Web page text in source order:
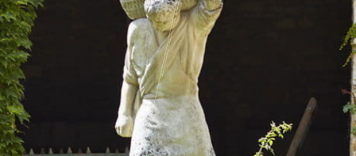
Expérience Sensorielle Cœur de Climats
La Table de Léonce
Pass Bourgogne Spirituelle
Le Comptoir du Bénaton